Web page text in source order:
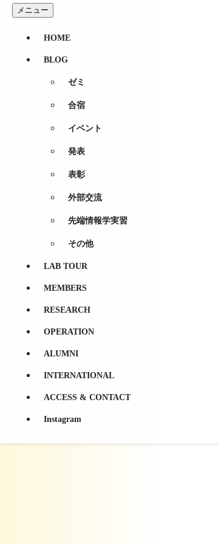
コンテンツへスキップ
メニュー
HOME
BLOG
ゼミ
合宿
イベント
発表
表彰
外部交流
先端情報学実習
その他
LAB TOUR
MEMBERS
RESEARCH
OPERATION
ALUMNI
INTERNATIONAL
ACCESS & CONTACT
Instagram
鈴木 涼（Suzuki Ryo）
鈴木 涼（Suzuki Ryo）
行動情報学科
研究室での役割｜広報
サークル｜無所属
ココが変｜かなり少食です
小学生の時の夢｜お相撲さん
ここ行きたい｜イスタンブール
一言｜日々いろんなことを学びながら、少
ログイン
コメントのRSS
Powered byWordPress